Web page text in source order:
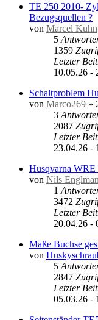
TE 250 2010-
Bezugsquellen ?
von Marcel Kuhn
5
1359
Letzter
10.05.26 -
Schaltproblem
von Marco269 »
3
2087
Letzter
23.04.26 -
Husqvarna WRE
von Nils
1
3472
Letzter
20.04.26 -
Maße Buchse
von
5
2847
Letzter
05.03.26 -